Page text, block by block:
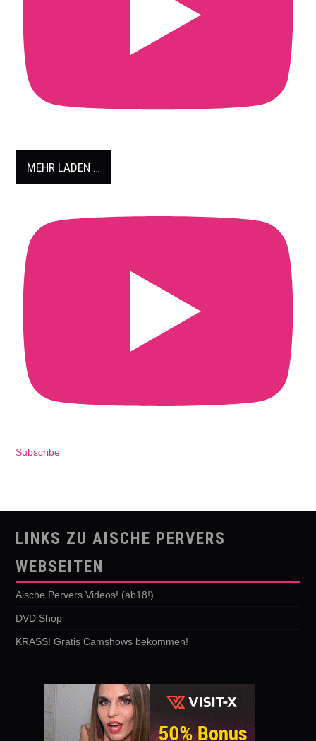
MEHR LADEN …
Subscribe
LINKS ZU AISCHE PERVERS
WEBSEITEN
Aische Pervers Videos! (ab18!)
DVD Shop
KRASS! Gratis Camshows bekommen!